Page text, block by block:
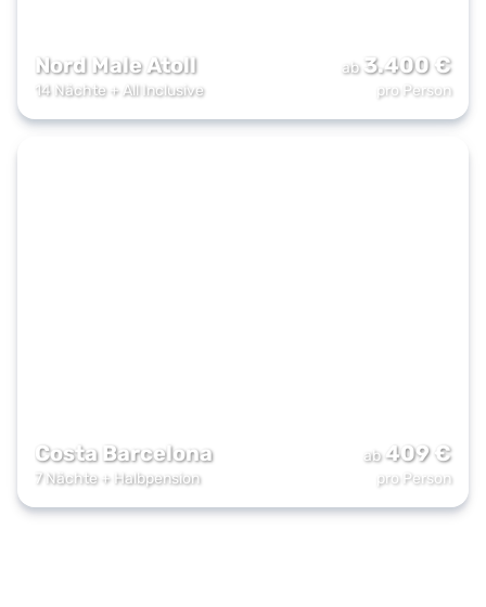
Nord Male Atoll
14 Nächte+All Inclusive
ab 3.400€
pro Person
Costa Barcelona
7 Nächte+ Halbpension
ab 409€
pro Person